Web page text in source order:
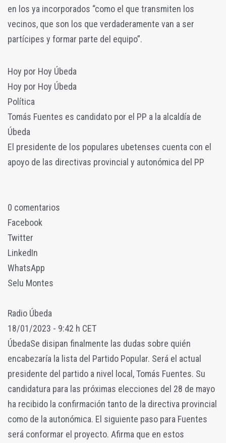
en los ya incorporados “como el que transmiten los
vecinos, que son los que verdaderamente van a ser
partícipes y formar parte del equipo”.
Hoy por Hoy Úbeda
Hoy por Hoy Úbeda
Política
Tomás Fuentes es candidato por el PP a la alcaldía de
Úbeda
El presidente de los populares ubetenses cuenta con el
apoyo de las directivas provincial y autonómica del PP
0 comentarios
Facebook
Twitter
LinkedIn
WhatsApp
Selu Montes
Radio Úbeda
18/01/2023 - 9:42 h CET
ÚbedaSe disipan finalmente las dudas sobre quién
encabezaría la lista del Partido Popular. Será el actual
presidente del partido a nivel local, Tomás Fuentes. Su
candidatura para las próximas elecciones del 28 de mayo
ha recibido la confirmación tanto de la directiva provincial
como de la autonómica. El siguiente paso para Fuentes
será conformar el proyecto. Afirma que en estos